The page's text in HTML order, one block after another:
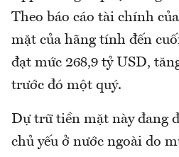
Theo báo cáo tài chính
mặt của hãng tính đến
đạt mức 268,9 tỷ USD,
trước đó một quý.
Dự trữ tiền mặt này đang
chủ yếu ở nước ngoài do